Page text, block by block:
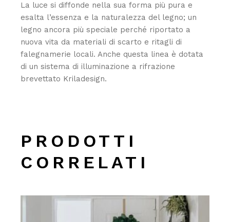
La luce si diffonde nella sua forma più pura e
esalta l’essenza e la naturalezza del legno; un
legno ancora più speciale perché riportato a
nuova vita da materiali di scarto e ritagli di
falegnamerie locali. Anche questa linea è dotata
di un sistema di illuminazione a rifrazione
brevettato Kriladesign.‎
PRODOTTI
CORRELATI